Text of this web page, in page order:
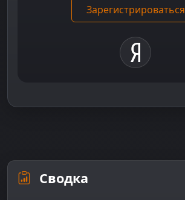
Зарегистрироваться
Сводка